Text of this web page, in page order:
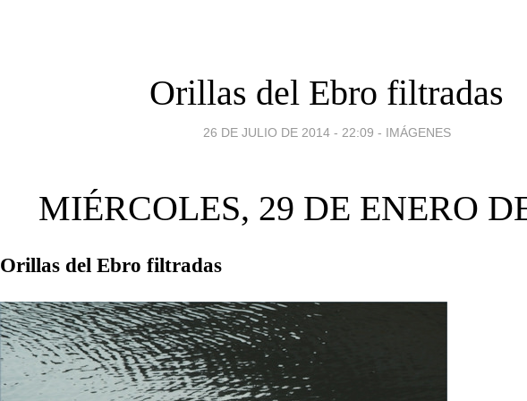
Orillas del Ebro filtradas
26 DE JULIO DE 2014 - 22:09 - IMÁGENES
MIÉRCOLES, 29 DE ENERO
Orillas del Ebro filtradas